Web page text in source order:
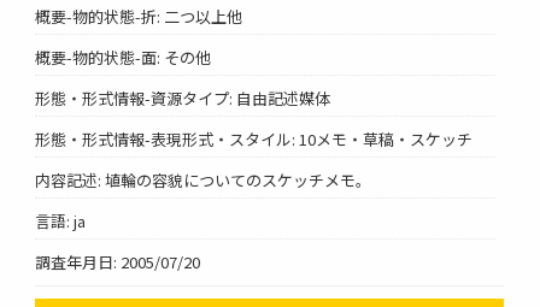
概要-物的状態-折: 二つ以上他
概要-物的状態-面: その他
形態・形式情報-資源タイプ: 自由記述媒体
形態・形式情報-表現形式・スタイル: 10メモ・草稿・スケッチ
内容記述: 埴輪の容貌についてのスケッチメモ。
言語: ja
調査年月日: 2005/07/20